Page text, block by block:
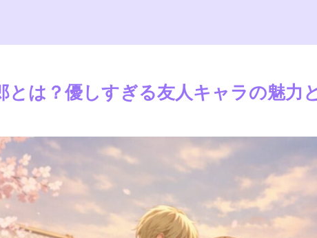
とは？優しすぎる友人キャラの魅力